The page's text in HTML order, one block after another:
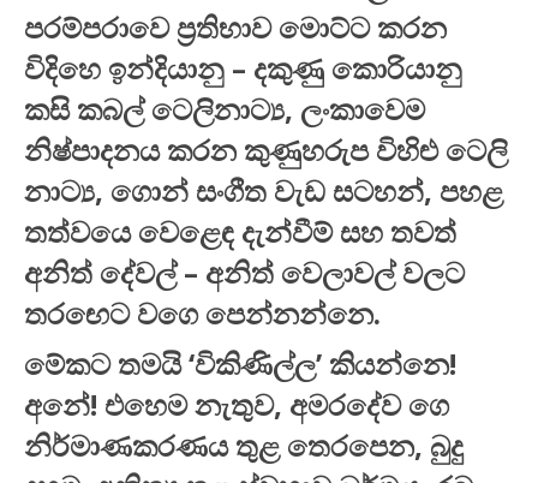
පරම්පරාවෙ ප්‍රතිභාව මොට්ට කරන
විදිහෙ ඉන්දියානු – දකුණු කොරියානු
කසි කබල් ටෙලිනාට්‍ය, ලංකාවෙම
නිෂ්පාදනය කරන කුණුහරුප විහිළු ටෙලි
නාට්‍ය, ගොන් සංගීත වැඩ සටහන්, පහළ
තත්වයෙ වෙළෙඳ දැන්වීම් සහ තවත්
අනිත් දේවල් – අනිත් වෙලාවල් වලට
තරඟෙට වගෙ පෙන්නන්නෙ.
මේකට තමයි ‘විකිණිල්ල’ කියන්නෙ!
අනේ! එහෙම නැතුව, අමරදේව ගෙ
නිර්මාණකරණය තුළ තෙරපෙන, බුදු